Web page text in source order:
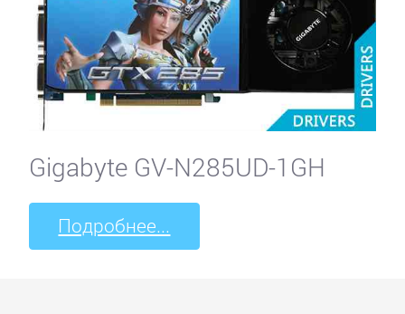
Gigabyte GV-N285UD-1GH
Подробнее...